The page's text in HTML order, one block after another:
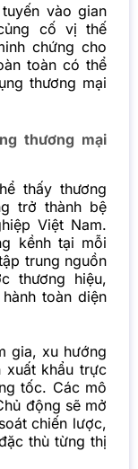
vào gian
cố vị thế
chứng cho
toàn có thể
thương mại
thương mại
thấy thương
trở thành bệ
Việt Nam.
kềnh tại mỗi
trung nguồn
thương hiệu,
toàn diện
gia, xu hướng
xuất khẩu trực
tốc. Các mô
động sẽ mở
chiến lược,
thù từng thị